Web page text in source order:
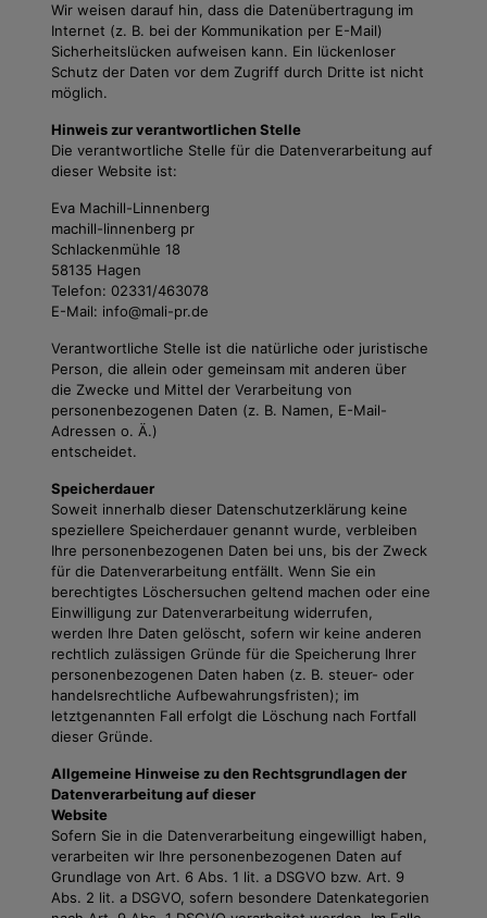
Wir weisen darauf hin, dass die Datenübertragung im
Internet (z. B. bei der Kommunikation per E-Mail)
Sicherheitslücken aufweisen kann. Ein lückenloser
Schutz der Daten vor dem Zugriff durch Dritte ist nicht
möglich.
Hinweis zur verantwortlichen Stelle
Die verantwortliche Stelle für die Datenverarbeitung auf
dieser Website ist:
Eva Machill-Linnenberg
machill-linnenberg pr
Schlackenmühle 18
58135 Hagen
Telefon: 02331/463078
E-Mail: info@mali-pr.de
Verantwortliche Stelle ist die natürliche oder juristische
Person, die allein oder gemeinsam mit anderen über
die Zwecke und Mittel der Verarbeitung von
personenbezogenen Daten (z. B. Namen, E-Mail-
Adressen o. Ä.)
entscheidet.
Speicherdauer
Soweit innerhalb dieser Datenschutzerklärung keine
speziellere Speicherdauer genannt wurde, verbleiben
Ihre personenbezogenen Daten bei uns, bis der Zweck
für die Datenverarbeitung entfällt. Wenn Sie ein
berechtigtes Löschersuchen geltend machen oder eine
Einwilligung zur Datenverarbeitung widerrufen,
werden Ihre Daten gelöscht, sofern wir keine anderen
rechtlich zulässigen Gründe für die Speicherung Ihrer
personenbezogenen Daten haben (z. B. steuer- oder
handelsrechtliche Aufbewahrungsfristen); im
letztgenannten Fall erfolgt die Löschung nach Fortfall
dieser Gründe.
Allgemeine Hinweise zu den Rechtsgrundlagen der
Datenverarbeitung auf dieser
Website
Sofern Sie in die Datenverarbeitung eingewilligt haben,
verarbeiten wir Ihre personenbezogenen Daten auf
Grundlage von Art. 6 Abs. 1 lit. a DSGVO bzw. Art. 9
Abs. 2 lit. a DSGVO, sofern besondere Datenkategorien